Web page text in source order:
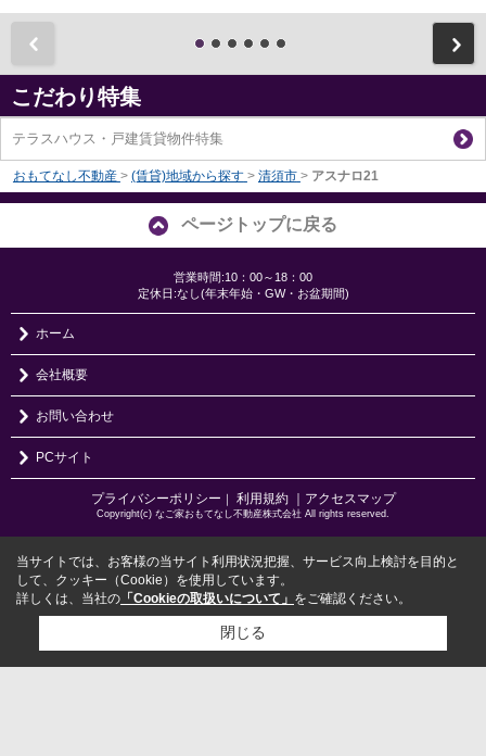
こだわり特集
テラスハウス・戸建賃貸物件特集
おもてなし不動産 > (賃貸)地域から探す > 清須市 > アスナロ21
ページトップに戻る
営業時間:10：00～18：00
定休日:なし(年末年始・GW・お盆期間)
ホーム
会社概要
お問い合わせ
PCサイト
プライバシーポリシー 利用規約 ｜アクセスマップ
Copyright(c) なご家おもてなし不動産株式会社 All rights reserved.
当サイトでは、お客様の当サイト利用状況把握、サービス向上検討を目的と
して、クッキー（Cookie）を使用しています。
詳しくは、当社の 「Cookieの取扱いについて」 をご確認ください。
閉じる